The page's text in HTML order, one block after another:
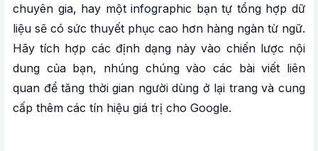
chuyên gia, hay một infographic bạn tự tổng hợp dữ
liệu sẽ có sức thuyết phục cao hơn hàng ngàn từ ngữ.
Hãy tích hợp các định dạng này vào chiến lược nội
dung của bạn, nhúng chúng vào các bài viết liên
quan để tăng thời gian người dùng ở lại trang và cung
cấp thêm các tín hiệu giá trị cho Google.